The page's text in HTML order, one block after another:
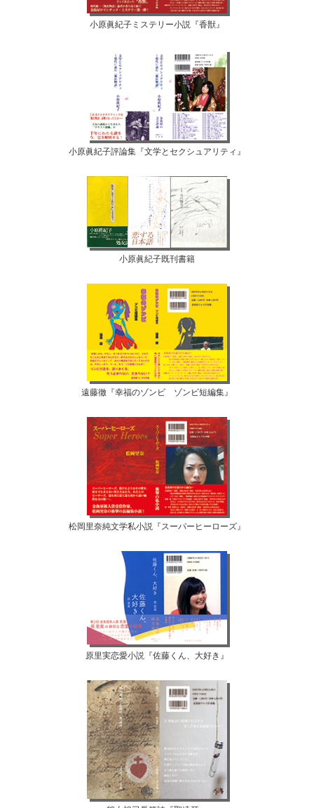
小原眞紀子ミステリー小説『香獣』
小原眞紀子評論集『文学とセクシュアリティ』
小原眞紀子既刊書籍
遠藤徹『幸福のゾンビ ゾンビ短編集』
松岡里奈純文学私小説『スーパーヒーローズ』
原里実恋愛小説『佐藤くん、大好き』